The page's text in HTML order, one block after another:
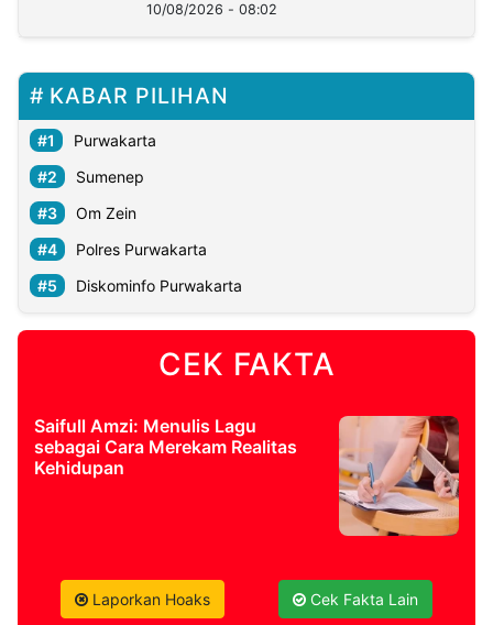
10/08/2026 - 08:02
KABAR PILIHAN
Purwakarta
Sumenep
Om Zein
Polres Purwakarta
Diskominfo Purwakarta
CEK FAKTA
Saifull Amzi: Menulis Lagu
sebagai Cara Merekam Realitas
Kehidupan
Laporkan Hoaks Cek Fakta Lain